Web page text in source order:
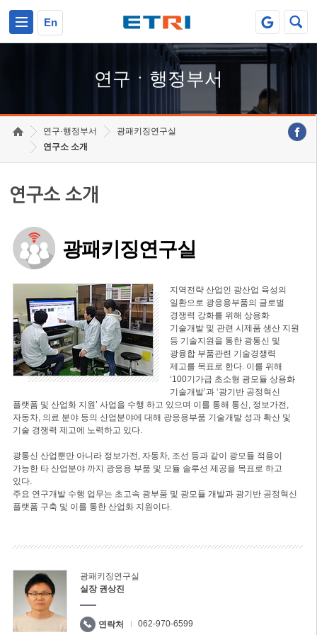
En
연구ㆍ행정부서
연구·행정부서
광패키징연구실
연구소 소개
연구소 소개
광패키징연구실
지역전략 산업인 광산업 육성의
일환으로 광응용부품의 글로벌
경쟁력 강화를 위해 상용화
기술개발 및 관련 시제품 생산 지원
등 기술지원을 통한 광통신 및
광융합 부품관련 기술경쟁력
제고를 목표로 한다. 이를 위해
‘100기가급 초소형 광모듈 상용화
기술개발’과 ‘광기반 공정혁신
플랫폼 및 산업화 지원’ 사업을 수행 하고 있으며 이를 통해 통신, 정보가전,
자동차, 의료 분야 등의 산업분야에 대해 광응용부품 기술개발 성과 확산 및
기술 경쟁력 제고에 노력하고 있다.
광통신 산업뿐만 아니라 정보가전, 자동차, 조선 등과 같이 광모듈 적용이
가능한 타 산업분야 까지 광응용 부품 및 모듈 솔루션 제공을 목표로 하고
있다.
주요 연구개발 수행 업무는 초고속 광부품 및 광모듈 개발과 광기반 공정혁신
플랫폼 구축 및 이를 통한 산업화 지원이다.
광패키징연구실
실장 권상진
연락처 062-970-6599